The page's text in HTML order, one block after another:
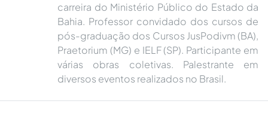
carreira do Ministério Público do Estado da
Bahia. Professor convidado dos cursos de
pós-graduação dos Cursos JusPodivm (BA),
Praetorium (MG) e IELF (SP). Participante em
várias obras coletivas. Palestrante em
diversos eventos realizados no Brasil.